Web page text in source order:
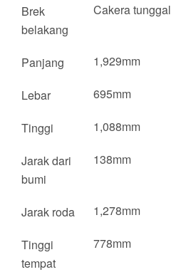
Brek
belakang
Cakera tunggal
Panjang 1,929mm
Lebar 695mm
Tinggi 1,088mm
Jarak dari
bumi
138mm
Jarak roda 1,278mm
Tinggi
tempat
778mm